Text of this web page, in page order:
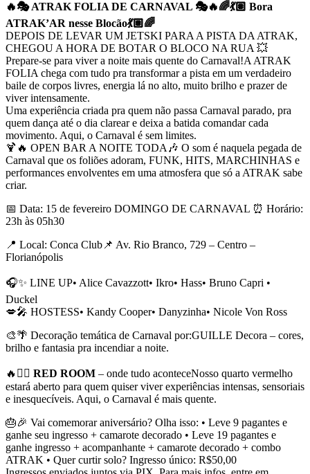
🔥🎭 ATRAK FOLIA DE CARNAVAL 🎭🔥🌈💃🏽 Bora
ATRAK’AR nesse Blocão💃🏽🌈
DEPOIS DE LEVAR UM JETSKI PARA A PISTA DA ATRAK,
CHEGOU A HORA DE BOTAR O BLOCO NA RUA 💥
Prepare-se para viver a noite mais quente do Carnaval!A ATRAK
FOLIA chega com tudo pra transformar a pista em um verdadeiro
baile de corpos livres, energia lá no alto, muito brilho e prazer de
viver intensamente.
Uma experiência criada pra quem não passa Carnaval parado, pra
quem dança até o dia clarear e deixa a batida comandar cada
movimento. Aqui, o Carnaval é sem limites.
🍹🔥 OPEN BAR A NOITE TODA🎶 O som é naquela pegada de
Carnaval que os foliões adoram, FUNK, HITS, MARCHINHAS e
performances envolventes em uma atmosfera que só a ATRAK sabe
criar.
📅 Data: 15 de fevereiro DOMINGO DE CARNAVAL ⏰ Horário:
23h às 05h30
📍 Local: Conca Club📌 Av. Rio Branco, 729 – Centro –
Florianópolis
🎧✨ LINE UP• Alice Cavazzott• Ikro• Hass• ⁠Bruno Capri •
Duckel
💋🎤 HOSTESS• Kandy Cooper• Danyzinha• Nicole Von Ross
🎨🌴 Decoração temática de Carnaval por:GUILLE Decora – cores,
brilho e fantasia pra incendiar a noite.
🔥❤️‍🔥 RED ROOM – onde tudo aconteceNosso quarto vermelho
estará aberto para quem quiser viver experiências intensas, sensoriais
e inesquecíveis. Aqui, o Carnaval é mais quente.
🎂🎉 Vai comemorar aniversário? Olha isso: • Leve 9 pagantes e
ganhe seu ingresso + camarote decorado • Leve 19 pagantes e
ganhe ingresso + acompanhante + camarote decorado + combo
ATRAK • Quer curtir solo? Ingresso único: R$50,00